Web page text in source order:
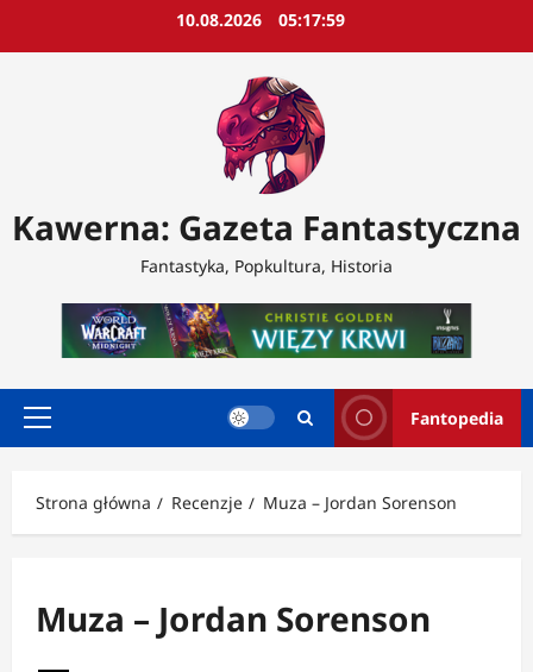
10.08.2026 05:18:02
Kawerna: Gazeta Fantastyczna
Fantastyka, Popkultura, Historia
Menu
Fantopedia
Strona główna Recenzje Muza – Jordan Sorenson
Muza – Jordan Sorenson